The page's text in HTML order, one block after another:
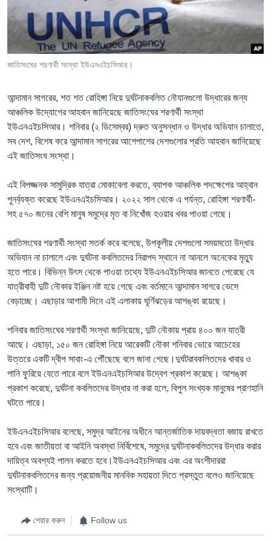
Learning English
FOLLOW US
অন্য ভাষায় ওয়েব সাইট
জাতিসংঘের শরণার্থী সংস্থা ইউএনএইচসিআর।
আন্দামান সাগরের, শত শত রোহিঙ্গা নিয়ে দুর্ঘটনাকবলিত নৌযানগুলো উদ্ধারের জন্য
আঞ্চলিক উদ্যোগের আহবান জানিয়েছে জাতিসংঘের শরণার্থী সংস্থা
ইউএনএইচসিআর। শনিবার (২ ডিসেম্বর) দ্রুত অনুসন্ধান ও উদ্ধার অভিযান চালাতে,
সব দেশ, বিশেষ করে আন্দামান সাগরের আশেপাশের দেশগুলোর প্রতি আহবান জানিয়েছে
এই জাতিসংঘ সংস্থা।
এই বিপজ্জনক সামুদ্রিক যাত্রা মোকাবেলা করতে, ব্যাপক আঞ্চলিক পদক্ষেপের আহ্বান
পুনর্ব্যক্ত করেছে ইউএনএইচসিআর। ২০২২ সাল থেকে এ পর্যন্ত, রোহিঙ্গা শরণার্থী-
সহ ৫৭০ জনের বেশি মানুষ সমুদ্রে মৃত বা নিখোঁজ হওয়ার খবর পাওয়া গেছে।
জাতিসংঘের শরণার্থী সংস্থা সতর্ক করে বলেছে, উপকূলীয় দেশগুলো সময়মতো উদ্ধার
অভিযান না চালালে এবং দুর্ঘটনা কবলিতদের নিরাপদ স্থানে না আনলে অনেকের মৃত্যু
হতে পারে। বিভিন্ন উৎস থেকে পাওয়া তথ্যে ইউএনএইচসিআর জানতে পেরেছে যে
যাত্রীবাহী দুটি নৌকার ইঞ্জিন নষ্ট হয়ে গেছে এবং বর্তমানে আন্দামান সাগরে ভেসে
বেড়াচ্ছে। এছাড়ার আগামী দিনে এই এলাকায় ঘূর্ণিঝড়ের আশঙ্কা রয়েছে।
শনিবার জাতিসংঘের শরণার্থী সংস্থা জানিয়েছে, দুটি নৌকায় প্রায় ৪০০ জন যাত্রী
আছে। এছাড়া, ১৫০ জন রোহিঙ্গা নিয়ে আরেকটি নৌকা শনিবার ভোরে আচেহের
উত্তরে একটি দ্বীপ সাবাং-এ পৌঁছেছে বলে জানা গেছে।দুর্ঘটরাবকলিতদের খাবার ও
পানি ফুরিয়ে যেতে পারে বলে ইউএনএইচসিআর উদ্বেগ প্রকাশ করেছে। আশঙ্কা
প্রকাশ করেছে, দুর্ঘটনা কবলিতদের উদ্ধার না করা হলে, বিপুল সংখ্যক মানুষের প্রাণহানি
ঘটতে পারে।
ইউএনএইচসিআর বলেছে, সমুদ্র আইনের অধীনে আন্তর্জাতিক দায়বদ্ধতা বজায় রাখতে
হবে এবং জাতীয়তা বা আইনি অবস্থা নির্বিশেষে, সমুদ্রে দুর্ঘটনাকবলিতদের উদ্ধার করার
দায়িত্ব অবশ্যই পালন করতে হবে।ইউএনএইচসিআর এবং এর অংশীদাররা
দুর্ঘটনাকবলিতদের জন্য প্রয়োজনীয় মানবিক সহায়তা দিতে প্রস্তুত বলেও জানিয়েছে
সংস্থাটি।
শেয়ার করুন Follow us